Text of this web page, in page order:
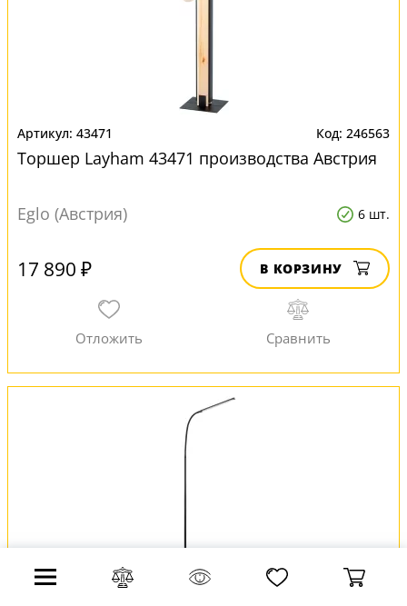
43471 246563
Торшер Layham 43471 производства Австрия
Eglo (Австрия) 6 шт.
17 890 ₽ В КОРЗИНУ